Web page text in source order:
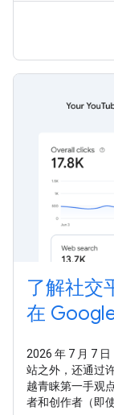
力，让您能够充
了解社交
在
2026 年 7 月 7
站之外，还通过
越青睐第一手观
者和创作者（即